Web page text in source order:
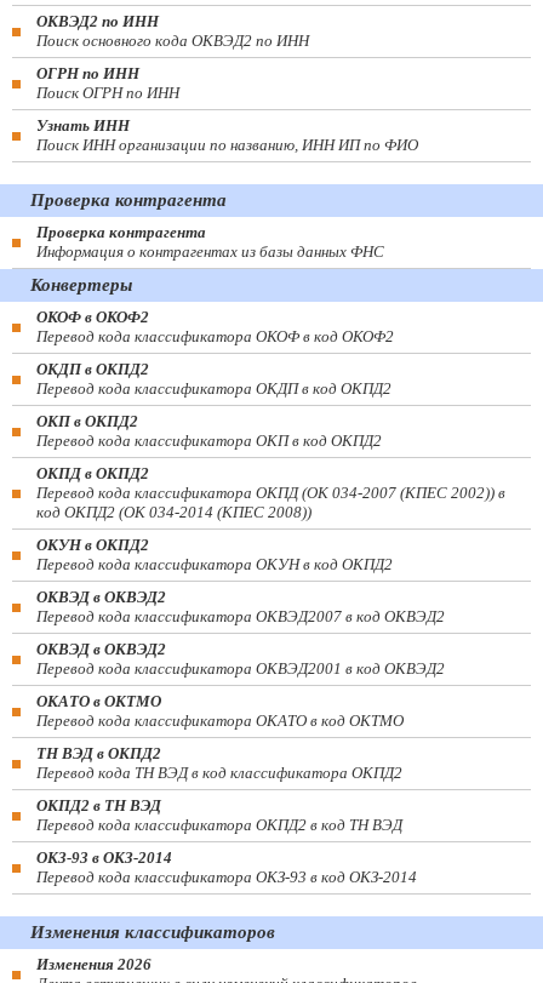
ОКВЭД2 по ИНН
Поиск основного кода ОКВЭД2 по ИНН
ОГРН по ИНН
Поиск ОГРН по ИНН
Узнать ИНН
Поиск ИНН организации по названию, ИНН ИП по ФИО
Проверка контрагента
Проверка контрагента
Информация о контрагентах из базы данных ФНС
Конвертеры
ОКОФ в ОКОФ2
Перевод кода классификатора ОКОФ в код ОКОФ2
ОКДП в ОКПД2
Перевод кода классификатора ОКДП в код ОКПД2
ОКП в ОКПД2
Перевод кода классификатора ОКП в код ОКПД2
ОКПД в ОКПД2
Перевод кода классификатора ОКПД (ОК 034-2007 (КПЕС 2002)) в
код ОКПД2 (ОК 034-2014 (КПЕС 2008))
ОКУН в ОКПД2
Перевод кода классификатора ОКУН в код ОКПД2
ОКВЭД в ОКВЭД2
Перевод кода классификатора ОКВЭД2007 в код ОКВЭД2
ОКВЭД в ОКВЭД2
Перевод кода классификатора ОКВЭД2001 в код ОКВЭД2
ОКАТО в ОКТМО
Перевод кода классификатора ОКАТО в код ОКТМО
ТН ВЭД в ОКПД2
Перевод кода ТН ВЭД в код классификатора ОКПД2
ОКПД2 в ТН ВЭД
Перевод кода классификатора ОКПД2 в код ТН ВЭД
ОКЗ-93 в ОКЗ-2014
Перевод кода классификатора ОКЗ-93 в код ОКЗ-2014
Изменения классификаторов
Изменения 2026